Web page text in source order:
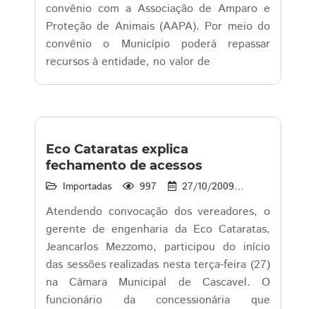
convênio com a Associação de Amparo e
Proteção de Animais (AAPA). Por meio do
convênio o Município poderá repassar
recursos à entidade, no valor de
Eco Cataratas explica
fechamento de acessos
Importadas 997 27/10/2009
Atendendo convocação dos vereadores, o
gerente de engenharia da Eco Cataratas,
Jeancarlos Mezzomo, participou do início
das sessões realizadas nesta terça-feira (27)
na Câmara Municipal de Cascavel. O
funcionário da concessionária que